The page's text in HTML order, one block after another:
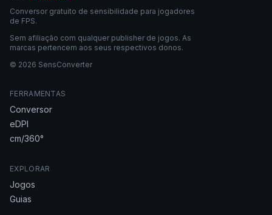
Conversor gratuito de sensibilidade para jogadores
de FPS.
Sem afiliação com qualquer publisher de jogos. As
marcas pertencem aos seus respectivos donos.
© 2026 SensConverter
FERRAMENTAS
Conversor
eDPI
cm/360°
EXPLORAR
Jogos
Guias